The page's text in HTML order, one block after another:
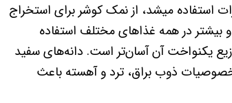
استفاده میشد، از نمک کوشر برای استخراج
بیشتر در همه غذاهای مختلف استفاده
یکنواخت آن آسان‌تر است. دانه‌های سفید
ذوب براق، ترد و آهسته باعث